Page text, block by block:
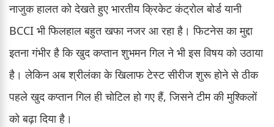
नाजुक हालत को देखते हुए भारतीय क्रिकेट कंट्रोल बोर्ड यानी
BCCI भी फिलहाल बहुत खफा नजर आ रहा है। फिटनेस का मुद्दा
इतना गंभीर है कि खुद कप्तान शुभमन गिल ने भी इस विषय को उठाया
है। लेकिन अब श्रीलंका के खिलाफ टेस्ट सीरीज शुरू होने से ठीक
पहले खुद कप्तान गिल ही चोटिल हो गए हैं, जिसने टीम की मुश्किलों
को बढ़ा दिया है।